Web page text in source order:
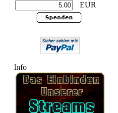
EUR
Info